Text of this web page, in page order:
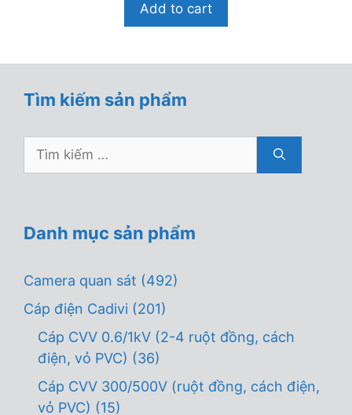
à
5
Add to cart
Tìm kiếm sản phẩm
Tìm
Danh mục sản phẩm
Camera quan sát (492)
Cáp điện Cadivi (201)
Cáp CVV 0.6/1kV (2-4 ruột đồng, cách
điện, vỏ PVC) (36)
Cáp CVV 300/500V (ruột đồng, cách điện,
vỏ PVC) (15)